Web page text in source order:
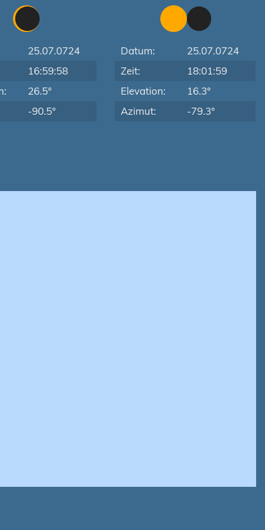
25.07.0724
16:59:58
26.5°
-90.5°
Datum:
25.07.0724
Zeit:
18:01:59
Elevation:
16.3°
Azimut:
-79.3°